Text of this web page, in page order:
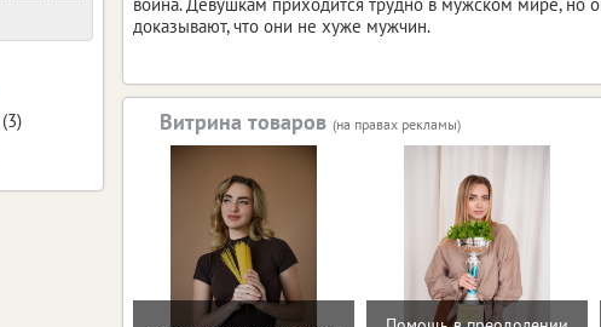
доказывают, что они не хуже мужчин.
Витрина товаров (на правах рекламы)
(3)